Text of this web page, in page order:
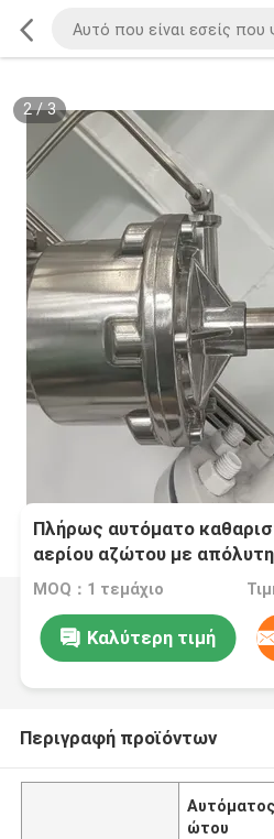
2/3
Πλήρως αυτόματο
αερίου αζώτου με
εκρήξεις
MOQ：1 τεμάχιο
Καλύτερη τιμή
Περιγραφή προϊόντων
ώτου